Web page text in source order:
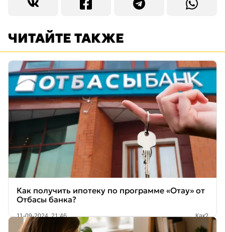
ЧИТАЙТЕ ТАКЖЕ
Как получить ипотеку по программе «Отау» от
Отбасы банка?
11-09-2024, 21:46 Как?